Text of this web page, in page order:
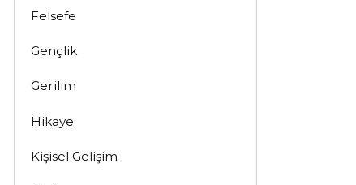
Felsefe
Gençlik
Gerilim
Hikaye
Kişisel Gelişim